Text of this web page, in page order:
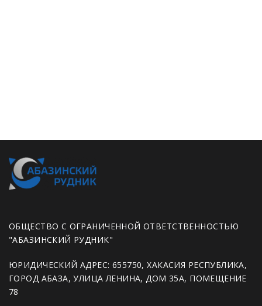
ОБЩЕСТВО С ОГРАНИЧЕННОЙ ОТВЕТСТВЕННОСТЬЮ
"АБАЗИНСКИЙ РУДНИК"
ЮРИДИЧЕСКИЙ АДРЕС: 655750, ХАКАСИЯ РЕСПУБЛИКА,
ГОРОД АБАЗА, УЛИЦА ЛЕНИНА, ДОМ 35А, ПОМЕЩЕНИЕ
78